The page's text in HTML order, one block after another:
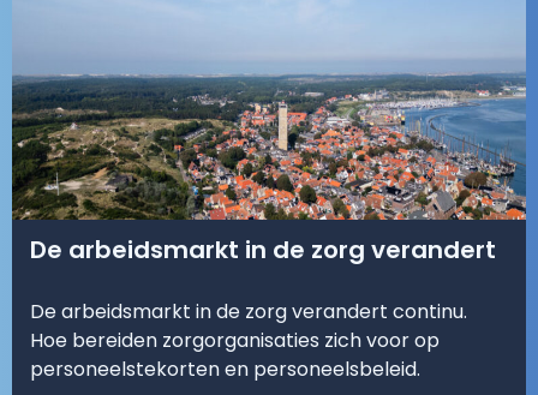
De arbeidsmarkt in de zorg verandert
De arbeidsmarkt in de zorg verandert continu.
Hoe bereiden zorgorganisaties zich voor op
personeelstekorten en personeelsbeleid.